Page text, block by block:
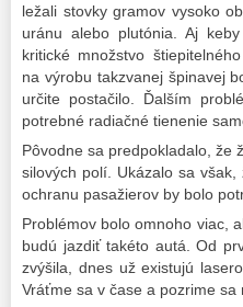
ležali stovky gramov vysoko
uránu alebo plutónia. Aj
kritické množstvo štiepitelného
na výrobu takzvanej špinavej
určite postačilo. Ďalším
potrebné radiačné tienenie
Pôvodne sa predpokladalo, že
silových polí. Ukázalo sa
ochranu pasažierov by bolo
Problémov bolo omnoho viac,
budú jazdiť takéto autá. Od
zvýšila, dnes už existujú
Vráťme sa v čase a pozrime